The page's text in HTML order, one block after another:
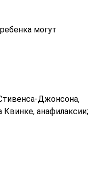
могут
Джонсона,
Квинке, анафилаксии;